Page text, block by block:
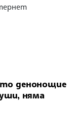
денонощие
няма